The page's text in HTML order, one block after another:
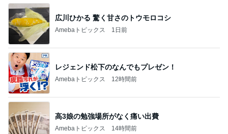
広川ひかる 驚く甘さのトウモロコシ
Amebaトピックス 1日前
レジェンド松下のなんでもプレゼン！
Amebaトピックス 12時間前
高3娘の勉強場所がなく痛い出費
Amebaトピックス 14時間前